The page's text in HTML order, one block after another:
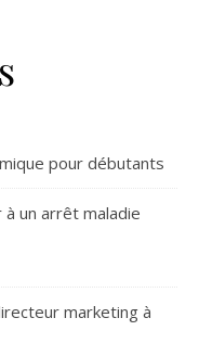
pour débutants
un arrêt maladie
marketing à